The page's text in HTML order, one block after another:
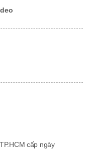
cấp ngày